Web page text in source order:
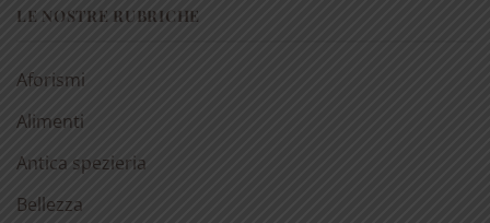
LE NOSTRE RUBRICHE
Aforismi
Alimenti
Antica spezieria
Bellezza